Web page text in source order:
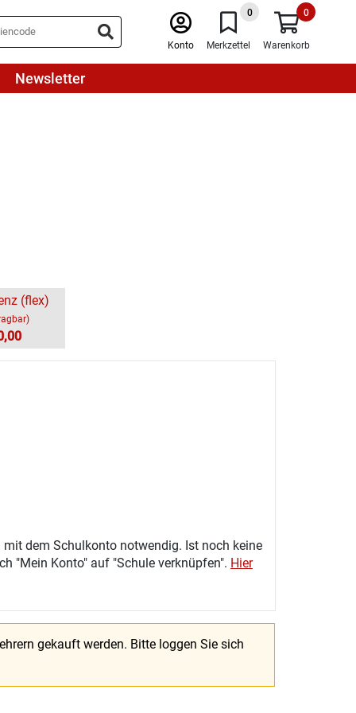
Konto
0
Merkzettel
0
Warenkorb
Newsletter
(flex)
dem Schulkonto notwendig. Ist noch keine
"Mein Konto" auf "Schule verknüpfen". Hier
gekauft werden. Bitte loggen Sie sich